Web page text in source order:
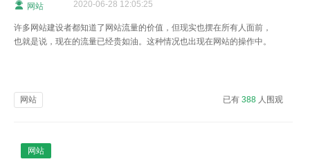
网站 2020-06-28 12:05:25
许多网站建设者都知道了网站流量的价值，但现实也摆在所有人面前，
也就是说，现在的流量已经贵如油。这种情况也出现在网站的操作中。
网站 已有388 人围观
网站